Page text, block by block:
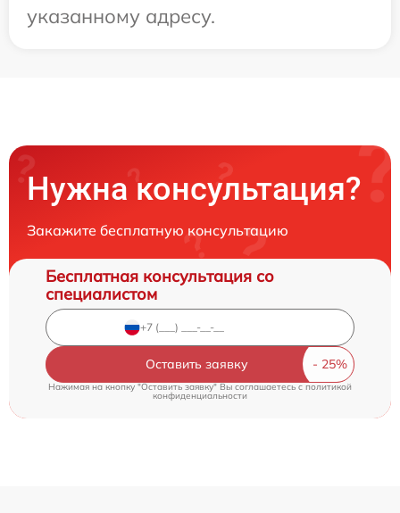
указанному адресу.
Нужна консультация?
Закажите бесплатную консультацию
Бесплатная консультация со
специалистом
Оставить заявку
Нажимая на кнопку "Оставить заявку" Вы соглашаетесь cполитикой
конфиденциальности